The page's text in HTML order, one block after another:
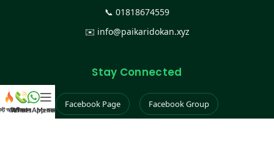
📞 01818674559
✉️ info@paikaridokan.xyz
Stay Connected
Facebook Page Facebook Group
আইটেম
কল করুন
WhatsApp করুন
Menu